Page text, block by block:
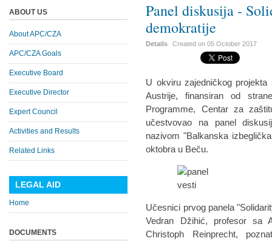
Panel diskusija -
demokratije
Details Created on05 October 2017
U okviru zajedničkog
Austrije, finansiran od
Programme, Centar za
učestvovao na panel
nazivom "Balkanska
oktobra u Beču.
Učesnici prvog panela
Vedran Džihić, profesor sa
Christoph Reinprecht,
ABOUT US
About APC/CZA
APC/CZA Goals
Executive Board
Executive Director
Expert Council
Activities and Results
Related Links
LEGAL AID
Home
DOCUMENTS